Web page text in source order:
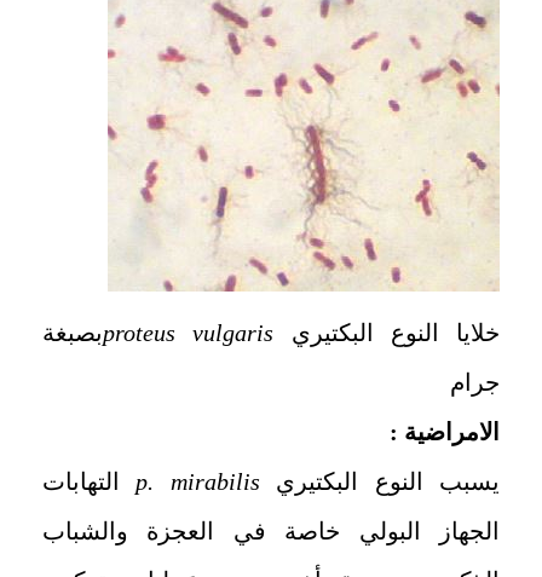
خلايا النوع البكتيري proteus vulgarisبصبغة
جرام
الامراضية :
يسبب النوع البكتيري
التهابات
الجهاز البولي خاصة في العجزة والشباب